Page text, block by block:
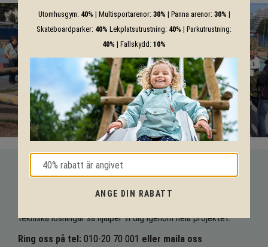
VI HJÄLPER DIG HELA VÄGEN!
tekniska lösningar så hjälper vi dig igenom hela projektet.
Ring oss på tel: 010-20 70 001 eller maila oss
Utomhusgym: 40% | Multisportarenor: 30% | Panna arenor: 30% |
Skateboardparker: 40% Lekplatsutrustning: 40% | Parkutrustning:
40% | Fallskydd: 10%
ANGE DIN RABATT